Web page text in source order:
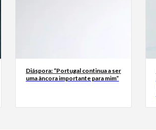
Diáspora: “Portugal continua a ser
uma âncora importante para mim”